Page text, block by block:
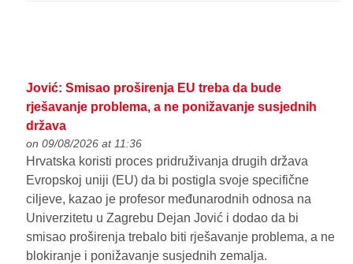
Jović: Smisao proširenja EU treba da bude
rješavanje problema, a ne ponižavanje susjednih
država
on 09/08/2026 at 11:36
Hrvatska koristi proces pridruživanja drugih država
Evropskoj uniji (EU) da bi postigla svoje specifične
ciljeve, kazao je profesor međunarodnih odnosa na
Univerzitetu u Zagrebu Dejan Jović i dodao da bi
smisao proširenja trebalo biti rješavanje problema, a ne
blokiranje i ponižavanje susjednih zemalja.